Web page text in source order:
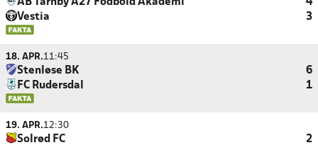
AB Tårnby A27 Fodbold Akademi
4
Vestia
3
18. APR.11:45
Stenløse BK
6
FC Rudersdal
1
19. APR.12:30
Solrød FC
2